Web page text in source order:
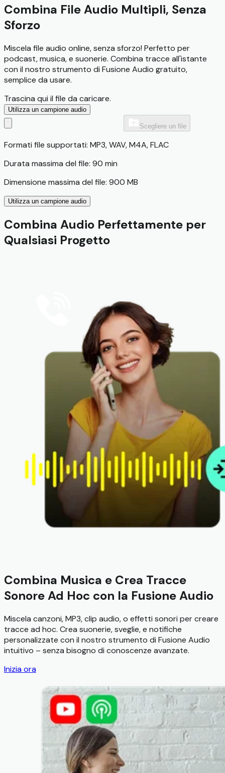
Combina File Audio Multipli, Senza
Sforzo
Miscela file audio online, senza sforzo! Perfetto per
podcast, musica, e suonerie. Combina tracce all'istante
con il nostro strumento di Fusione Audio gratuito,
semplice da usare.
Trascina qui il file da caricare.
Utilizza un campione audio
Scegliere un file
Formati file supportati: MP3, WAV, M4A, FLAC
Durata massima del file: 90 min
Dimensione massima del file: 900 MB
Utilizza un campione audio
Combina Audio Perfettamente per
Qualsiasi Progetto
Combina Musica e Crea Tracce
Sonore Ad Hoc con la Fusione Audio
Miscela canzoni, MP3, clip audio, o effetti sonori per creare
tracce ad hoc. Crea suonerie, sveglie, e notifiche
personalizzate con il nostro strumento di Fusione Audio
intuitivo – senza bisogno di conoscenze avanzate.
Inizia ora